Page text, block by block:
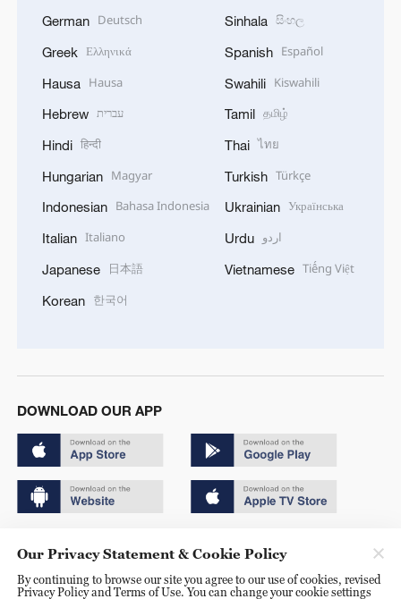
German Deutsch
Greek Ελληνικά
Hausa Hausa
Hebrew עברית
Hindi हिन्दी
Hungarian Magyar
Indonesian Bahasa Indonesia
Italian Italiano
Japanese 日本語
Korean 한국어
Sinhala සිංහල
Spanish Español
Swahili Kiswahili
Tamil தமிழ்
Thai ไทย
Turkish Türkçe
Ukrainian Українська
Urdu اردو
Vietnamese Tiếng Việt
DOWNLOAD OUR APP
京ICP备20000184号
Our Privacy Statement & Cookie Policy
By continuing to browse our site you agree to our use of cookies, revised
Privacy Policy and Terms of Use. You can change your cookie settings